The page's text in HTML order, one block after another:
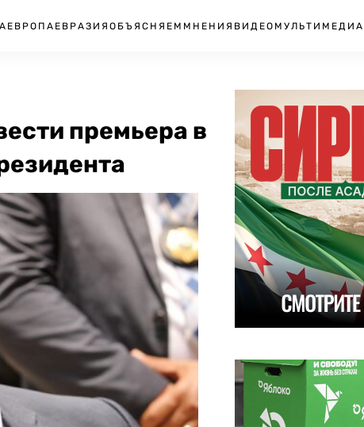
ЕВРОПА ЕВРАЗИЯ ОБЪЯСНЯЕМ МНЕНИЯ ВИДЕО МУЛЬТИМЕДИА
премьера в